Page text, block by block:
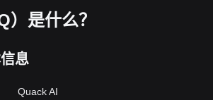
是什么？
息
Quack AI